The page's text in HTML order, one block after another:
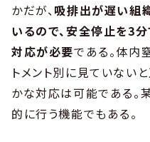
かだが、吸排出が遅い組
いるので、安全停止を3
対応が必要である。体内
トメント別に見ていない
かな対応は可能である。
的に行う機能でもある。